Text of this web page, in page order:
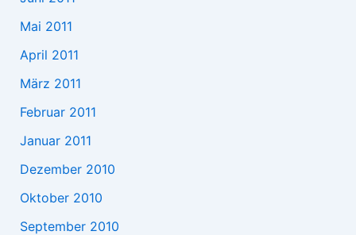
Mai 2011
April 2011
März 2011
Februar 2011
Januar 2011
Dezember 2010
Oktober 2010
September 2010